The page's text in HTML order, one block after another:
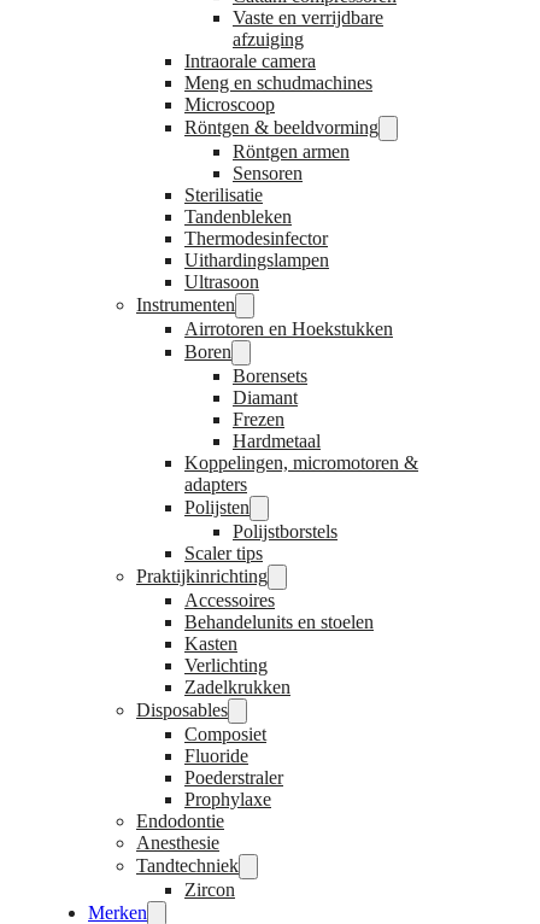
Vaste en verrijdbare
afzuiging
Intraorale camera
Meng en schudmachines
Microscoop
Röntgen & beeldvorming
Röntgen armen
Sensoren
Sterilisatie
Tandenbleken
Thermodesinfector
Uithardingslampen
Ultrasoon
Instrumenten
Airrotoren en Hoekstukken
Boren
Borensets
Diamant
Frezen
Hardmetaal
Koppelingen, micromotoren &
adapters
Polijsten
Polijstborstels
Scaler tips
Praktijkinrichting
Accessoires
Behandelunits en stoelen
Kasten
Verlichting
Zadelkrukken
Disposables
Composiet
Fluoride
Poederstraler
Prophylaxe
Endodontie
Anesthesie
Tandtechniek
Zircon
Merken